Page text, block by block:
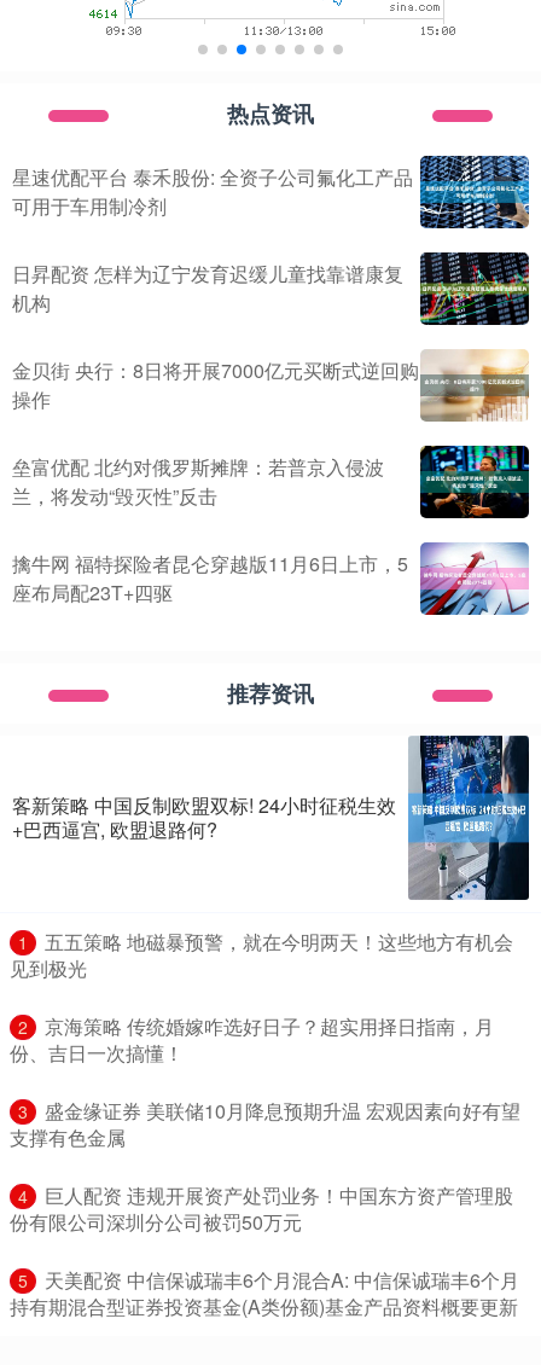
热点资讯
星速优配平台 泰禾股份: 全资子公司氟化工产品
可用于车用制冷剂
日昇配资 怎样为辽宁发育迟缓儿童找靠谱康复
机构
金贝街 央行：8日将开展7000亿元买断式逆回购
操作
垒富优配 北约对俄罗斯摊牌：若普京入侵波
兰，将发动“毁灭性”反击
擒牛网 福特探险者昆仑穿越版11月6日上市，5
座布局配23T+四驱
推荐资讯
客新策略 中国反制欧盟双标! 24小时征税生效
+巴西逼宫, 欧盟退路何?
1
​五五策略 地磁暴预警，就在今明两天！这些地方有机会
见到极光
2
​京海策略 传统婚嫁咋选好日子？超实用择日指南，月
份、吉日一次搞懂！
3
​盛金缘证券 美联储10月降息预期升温 宏观因素向好有望
支撑有色金属
4
​巨人配资 违规开展资产处罚业务！中国东方资产管理股
份有限公司深圳分公司被罚50万元
5
​天美配资 中信保诚瑞丰6个月混合A: 中信保诚瑞丰6个月
持有期混合型证券投资基金(A类份额)基金产品资料概要更新